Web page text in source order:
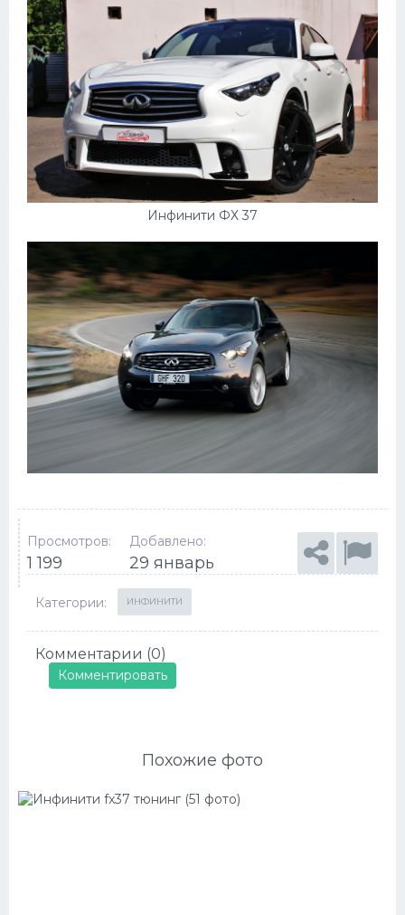
Инфинити ФХ 37
Просмотров:
1 199
Добавлено:
29 январь
Категории: ИНФИНИТИ
Комментарии (0)
Комментировать
Похожие фото